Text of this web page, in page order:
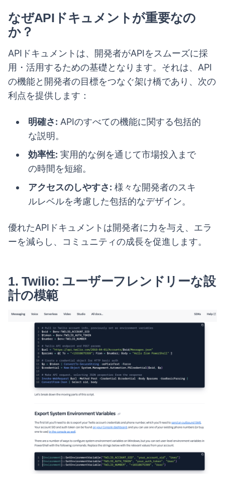
なぜAPIドキュメントが重要なの
か？
APIドキュメントは、開発者がAPIをスムーズに採
用・活用するための基礎となります。それは、API
の機能と開発者の目標をつなぐ架け橋であり、次の
利点を提供します：
明確さ: APIのすべての機能に関する包括的
な説明。
効率性: 実用的な例を通じて市場投入まで
の時間を短縮。
アクセスのしやすさ: 様々な開発者のスキ
ルレベルを考慮した包括的なデザイン。
優れたAPIドキュメントは開発者に力を与え、エラ
ーを減らし、コミュニティの成長を促進します。
1.Twilio: ユーザーフレンドリーな設
計の模範